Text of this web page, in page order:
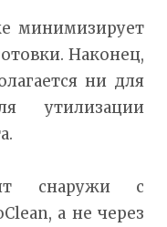
минимизирует
Наконец,
ни для
утилизации
снаружи с
а не через